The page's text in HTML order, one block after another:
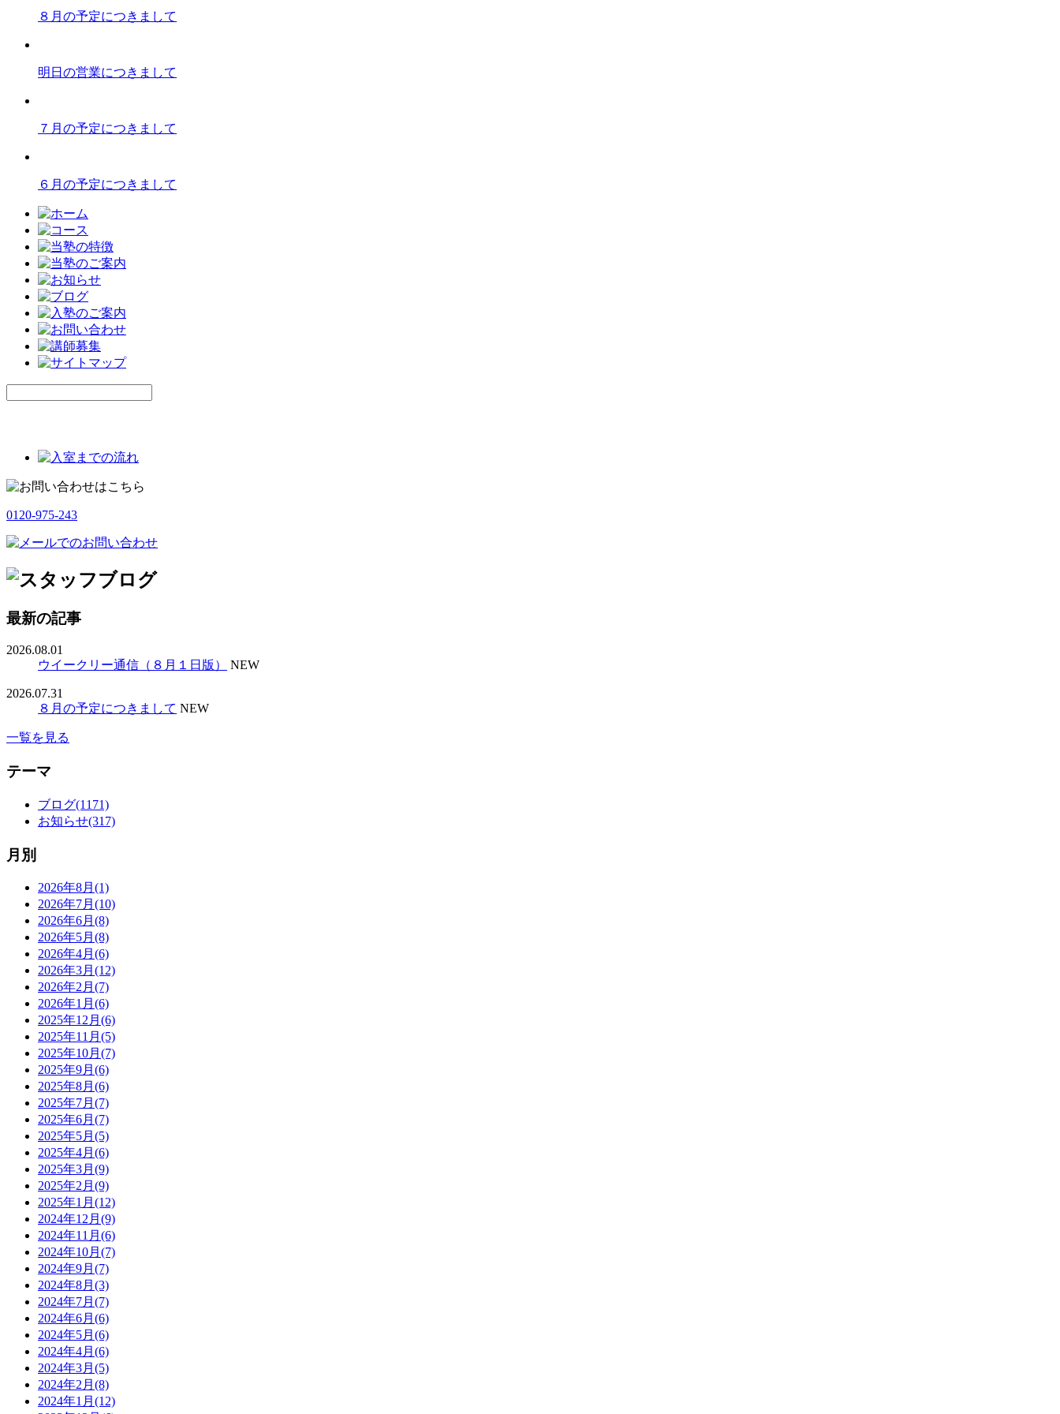
８月の予定につきまして
明日の営業につきまして
７月の予定につきまして
６月の予定につきまして
0120-975-243
最新の記事
2026.08.01
ウイークリー通信（８月１日版）
NEW
2026.07.31
８月の予定につきまして NEW
一覧を見る
テーマ
ブログ(1171)
お知らせ(317)
月別
2026年8月(1)
2026年7月(10)
2026年6月(8)
2026年5月(8)
2026年4月(6)
2026年3月(12)
2026年2月(7)
2026年1月(6)
2025年12月(6)
2025年11月(5)
2025年10月(7)
2025年9月(6)
2025年8月(6)
2025年7月(7)
2025年6月(7)
2025年5月(5)
2025年4月(6)
2025年3月(9)
2025年2月(9)
2025年1月(12)
2024年12月(9)
2024年11月(6)
2024年10月(7)
2024年9月(7)
2024年8月(3)
2024年7月(7)
2024年6月(6)
2024年5月(6)
2024年4月(6)
2024年3月(5)
2024年2月(8)
2024年1月(12)